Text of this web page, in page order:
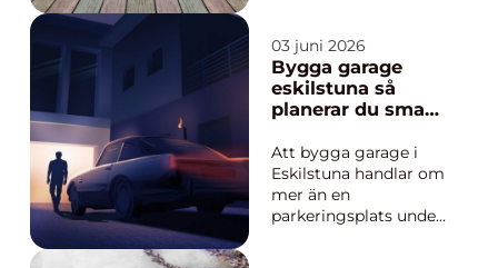
mycket om
hållbarhet, trygghet
och att få ett resultat
som lyfter hela
fastigheten. Med
genomtänkt
planering, rätt typ av
färg och...
03 juni 2026
Bygga garage
eskilstuna så
planerar du smart
Att bygga garage i
Eskilstuna handlar om
mer än en
parkeringsplats under